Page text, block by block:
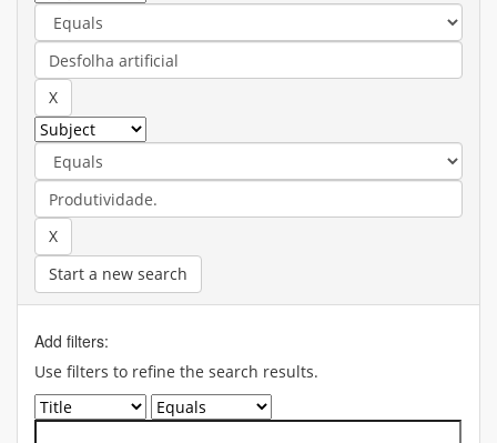
Start a new search
Add filters:
Use filters to refine the search results.